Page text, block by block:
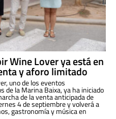
Wine Lover ya está en
y aforo limitado
uno de los eventos
de la Marina Baixa, ya ha iniciado
de la venta anticipada de
4 de septiembre y volverá a
gastronomía y música en